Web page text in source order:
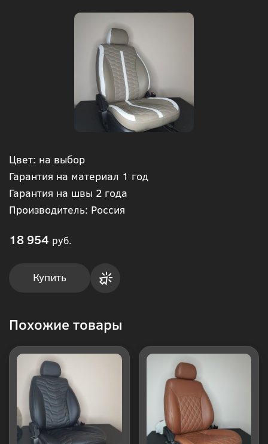
Цвет: на выбор
Гарантия на материал 1 год
Гарантия на швы 2 года
Производитель: Россия
18 954 руб.
Купить
Похожие товары